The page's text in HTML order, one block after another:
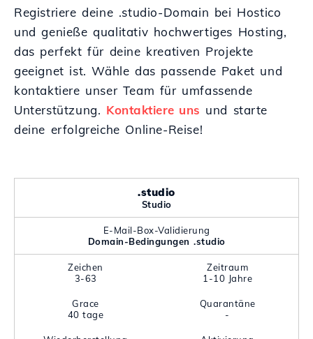
Registriere deine .studio-Domain bei Hostico
und genieße qualitativ hochwertiges Hosting,
das perfekt für deine kreativen Projekte
geeignet ist. Wähle das passende Paket und
kontaktiere unser Team für umfassende
Unterstützung. Kontaktiere uns und starte
deine erfolgreiche Online-Reise!
.studio
Studio
E-Mail-Box-Validierung
Domain-Bedingungen .studio
Zeichen
3-63
Zeitraum
1-10 Jahre
Grace
40 tage
Quarantäne
-